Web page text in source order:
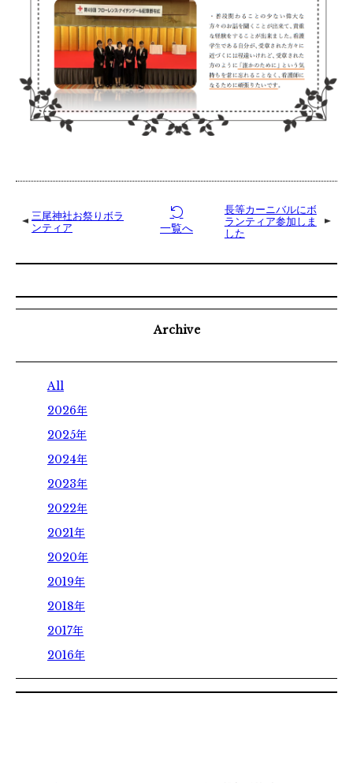
入試情報
学費
奨学金制度
資料請求
個別見学
アクセス
お問い合わせ
卒業生の方へ
一覧へ
三尾神社お祭りボラ
ンティア
長等カーニバルにボ
ランティア参加しま
した
Archive
All
2026年
2025年
2024年
2023年
2022年
2021年
2020年
2019年
2018年
2017年
2016年